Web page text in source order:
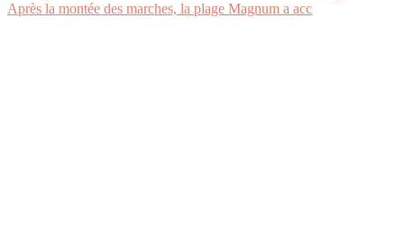
Après la montée des marches, la plage Magnum a acc